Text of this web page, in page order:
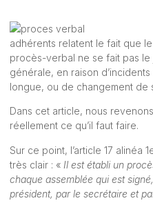
adhérents relatent le fait que
procès-verbal ne se fait pas le
générale, en raison
longue, ou de changement de
Dans cet article, nous
réellement ce qu’il faut faire.
Sur ce point, l’article 17 alinéa
très clair : « Il est établi un
chaque assemblée qui est
président, par le secrétaire et